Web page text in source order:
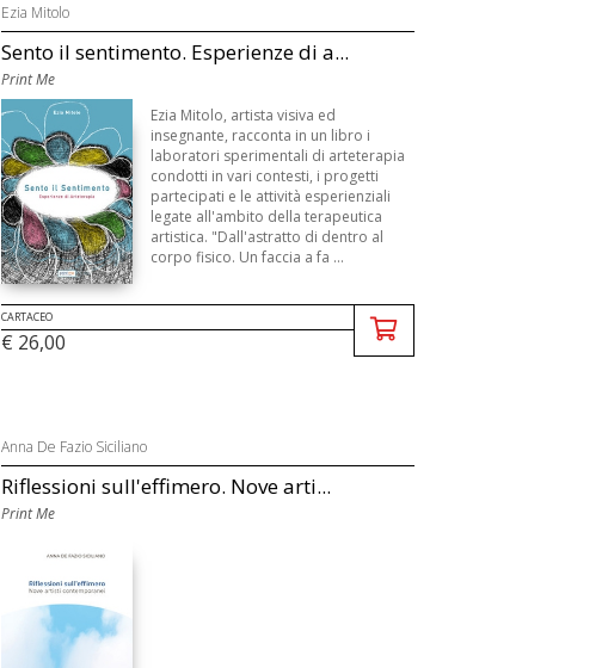
Ezia Mitolo
Sento il sentimento. Esperienze di a...
Print Me
Ezia Mitolo, artista visiva ed
insegnante, racconta in un libro i
laboratori sperimentali di arteterapia
condotti in vari contesti, i progetti
partecipati e le attività esperienziali
legate all'ambito della terapeutica
artistica. "Dall'astratto di dentro al
corpo fisico. Un faccia a fa ...
CARTACEO
€ 26,00
Anna De Fazio Siciliano
Riflessioni sull'effimero. Nove arti...
Print Me